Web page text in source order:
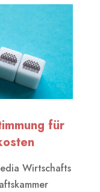
für
Wirtschafts